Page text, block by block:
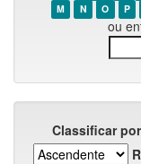
M
N O P
ou
Classificar